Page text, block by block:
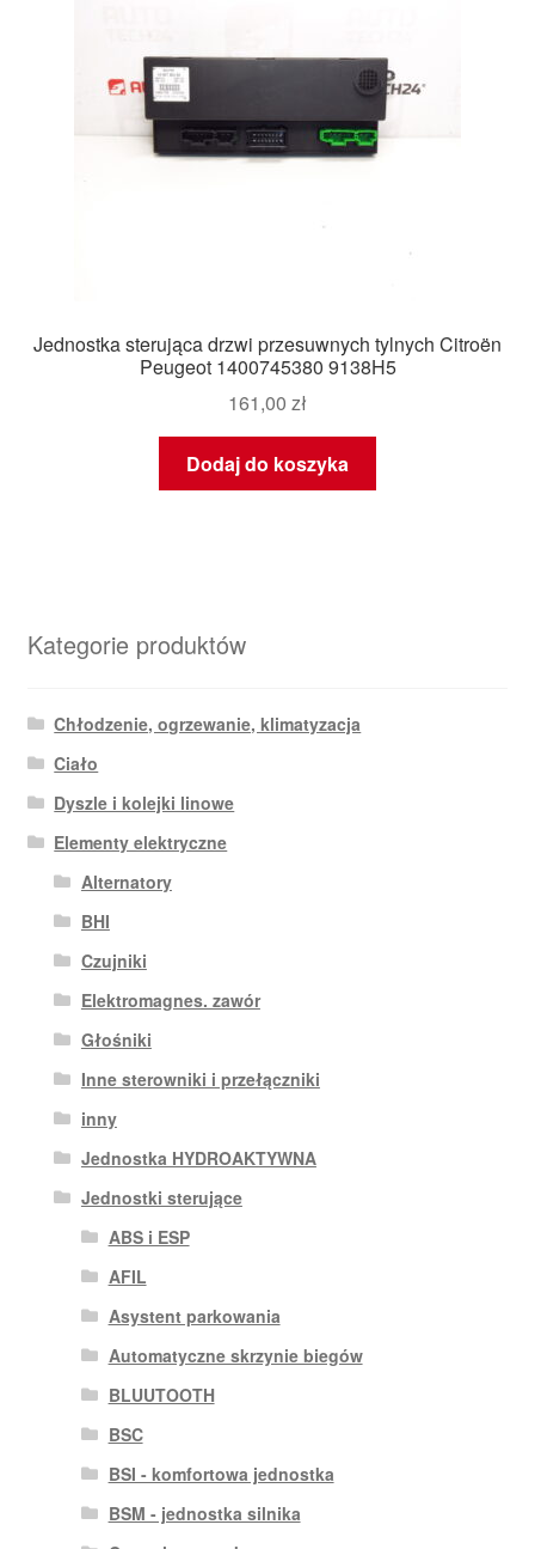
Jednostka sterująca drzwi przesuwnych tylnych Citroën
Peugeot 1400745380 9138H5
161,00 zł
Dodaj do koszyka
Kategorie produktów
Chłodzenie, ogrzewanie, klimatyzacja
Ciało
Dyszle i kolejki linowe
Elementy elektryczne
Alternatory
BHI
Czujniki
Elektromagnes. zawór
Głośniki
Inne sterowniki i przełączniki
inny
Jednostka HYDROAKTYWNA
Jednostki sterujące
ABS i ESP
AFIL
Asystent parkowania
Automatyczne skrzynie biegów
BLUUTOOTH
BSC
BSI - komfortowa jednostka
BSM - jednostka silnika